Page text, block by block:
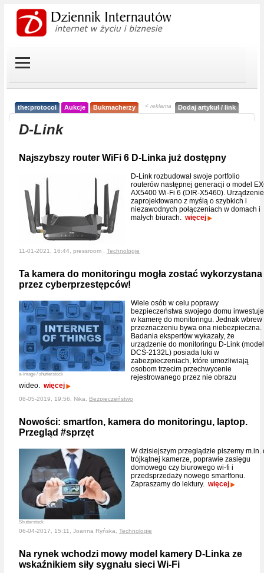
the:protocol Aukcje Bukmacherzy < reklama Dodaj artykuł / link
D-Link
Najszybszy router WiFi 6 D-Linka już dostępny
D-Link rozbudował swoje portfolio
routerów następnej generacji o model
AX5400 Wi-Fi 6 (DIR-X5460). Urządzenie
zaprojektowano z myślą o szybkich i
niezawodnych połączeniach w domach i
małych biurach. więcej
11-01-2021, 16:44, pressroom , Technologie
Ta kamera do monitoringu mogła zostać wykorzystana
przez cyberprzestępców!
a-image / shutterstock
Wiele osób w celu poprawy
bezpieczeństwa swojego domu inwestuje
w kamerę do monitoringu. Jednak wbrew
przeznaczeniu bywa ona niebezpieczna.
Badania ekspertów wykazały, że
urządzenie do monitoringu D-Link
DCS-2132L) posiada luki w
zabezpieczeniach, które umożliwiają
osobom trzecim przechwycenie
rejestrowanego przez nie obrazu
wideo. więcej
08-05-2019, 19:56, Nika, Bezpieczeństwo
Nowości: smartfon, kamera do monitoringu, laptop.
Przegląd #sprzęt
Shutterstock
W dzisiejszym przeglądzie piszemy m.in.
trójkątnej kamerze, poprawie zasięgu
domowego czy biurowego wi-fi i
przedsprzedaży nowego smartfonu.
Zapraszamy do lektury. więcej
06-04-2017, 15:11, Joanna Ryńska, Technologie
Na rynek wchodzi mowy model kamery D-Linka ze
wskaźnikiem siły sygnału sieci Wi-Fi